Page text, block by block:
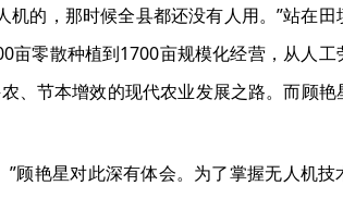
机的，那时候全县都还没有人用。”站在田
亩零散种植到1700亩规模化经营，从人工
、节本增效的现代农业发展之路。而顾
顾艳星对此深有体会。为了掌握无人机